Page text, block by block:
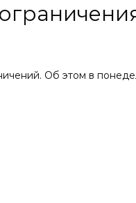
Об этом в